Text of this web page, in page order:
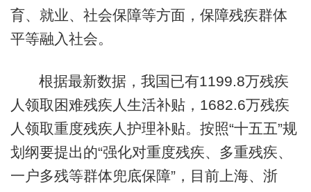
育、就业、社会保障等方面，保障残疾群体
平等融入社会。
根据最新数据，我国已有1199.8万残疾
人领取困难残疾人生活补贴，1682.6万残疾
人领取重度残疾人护理补贴。按照“十五五”规
划纲要提出的“强化对重度残疾、多重残疾、
一户多残等群体兜底保障”，目前上海、浙